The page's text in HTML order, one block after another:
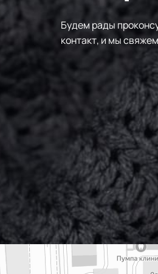
Будем рады
контакт, и мы